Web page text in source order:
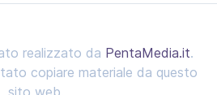
realizzato da PentaMedia.it.
copiare materiale da questo